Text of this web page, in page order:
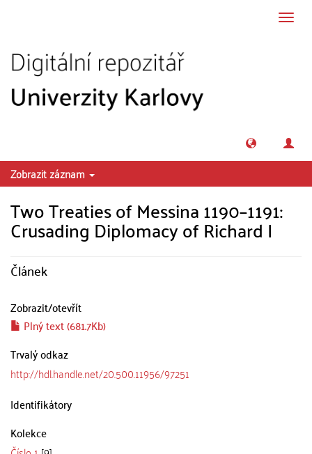
Zobrazit záznam
Two Treaties of Messina 1190–1191:
Crusading Diplomacy of Richard I
Článek
Zobrazit/otevřít
Plný text (681.7Kb)
Trvalý odkaz
http://hdl.handle.net/20.500.11956/97251
Identifikátory
Kolekce